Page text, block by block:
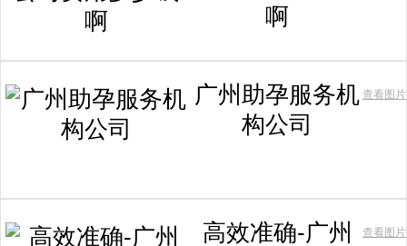
啊
广州助孕服务机
构公司
查看图片
高效准确-广州
查看图片